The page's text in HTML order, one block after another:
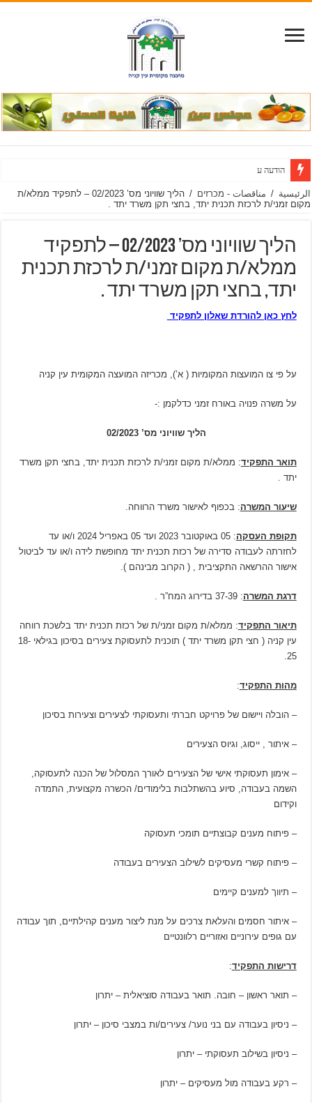
הודעה על הארכת מועד ל
الرئيسية / مناقصات - מכרזים /
הליך שוויוני מס’ 02/2023 – לתפקיד ממלא/ת
מקום זמני/ת לרכזת תכנית יתד, בחצי תקן משרד יתד .
הליך שוויוני מס’ 02/2023 – לתפקיד
ממלא/ת מקום זמני/ת לרכזת תכנית
יתד, בחצי תקן משרד יתד .
לחץ כאן להורדת שאלון לתפקיד
על פי צו המועצות המקומיות ( א’), מכריזה המועצה המקומית עין קניה
על משרה פנויה באורח זמני כדלקמן :-
הליך שוויוני מס’ 02/2023
תואר התפקיד: ממלא/ת מקום זמני/ת לרכזת תכנית יתד, בחצי תקן משרד
יתד .
שיעור המשרה: בכפוף לאישור משרד הרווחה.
תקופת העסקה
: 05 באוקטובר 2023 ועד 05 באפריל 2024 ו/או עד
לחזרתה לעבודה סדירה של רכזת תכנית יתד מחופשת לידה ו/או עד לביטול
אישור ההרשאה התקציבית , ( הקרוב מבינהם ).
דרגת המשרה: 37-39 בדירוג המח”ר .
תיאור התפקיד: ממלא/ת מקום זמני/ת של רכזת תכנית יתד בלשכת רווחה
עין קניה ( חצי תקן משרד יתד ) תוכנית לתעסוקת צעירים בסיכון בגילאי 18-
25.
מהות התפקיד:
– הובלה ויישום של פרויקט חברתי ותעסוקתי לצעירים וצעירות בסיכון
– איתור , ייסוג, וגיוס הצעירים
– אימון תעסוקתי אישי של הצעירים לאורך המסלול של הכנה לתעסוקה,
השמה בעבודה, סיוע בהשתלבות בלימודים/ הכשרה מקצועית, התמדה
וקידום
– פיתוח מענים קבוצתיים תומכי תעסוקה
– פיתוח קשרי מעסיקים לשילוב הצעירים בעבודה
– תיווך למענים קיימים
– איתור חסמים והעלאת צרכים על מנת ליצור מענים קהילתיים, תוך עבודה
עם גופים עירוניים ואזוריים רלוונטיים
דרישות התפקיד:
– תואר ראשון – חובה. תואר בעבודה סוציאלית – יתרון
– ניסיון בעבודה עם בני נוער/ צעירים/ות במצבי סיכון – יתרון
– ניסיון בשילוב תעסוקתי – יתרון
– רקע בעבודה מול מעסיקים – יתרון